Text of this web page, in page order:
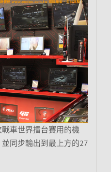
車世界擂台賽用的機
同步輸出到最上方的27